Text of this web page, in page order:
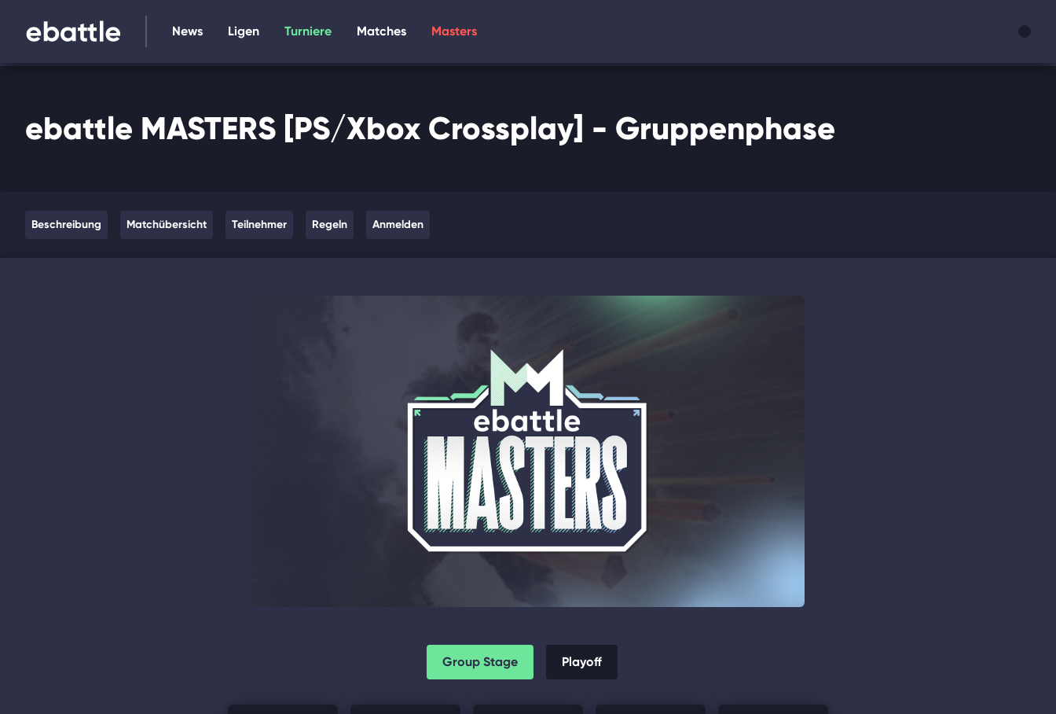
News Ligen Turniere Matches Masters
ebattle MASTERS [PS/Xbox Crossplay] - Gruppenphase
Beschreibung Matchübersicht Teilnehmer Regeln Anmelden
Group Stage Playoff